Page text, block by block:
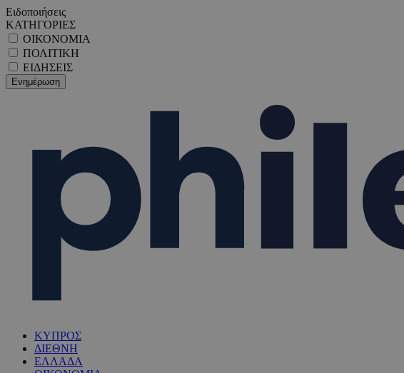
Ειδοποιήσεις
ΚΑΤΗΓΟΡΙΕΣ
ΟΙΚΟΝΟΜΙΑ
ΠΟΛΙΤΙΚΗ
ΕΙΔΗΣΕΙΣ
ΚΥΠΡΟΣ
ΔΙΕΘΝΗ
ΕΛΛΑΔΑ